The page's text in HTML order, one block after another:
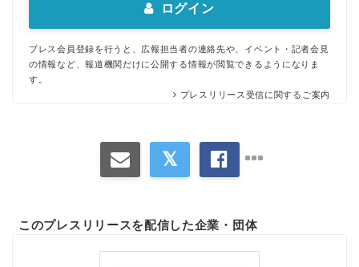
ログイン
プレス会員登録を行うと、広報担当者の連絡先や、イベント・記者会見
の情報など、報道機関だけに公開する情報が閲覧できるようになりま
す。
プレスリリース受信に関するご案内
このプレスリリースを配信した企業・団体